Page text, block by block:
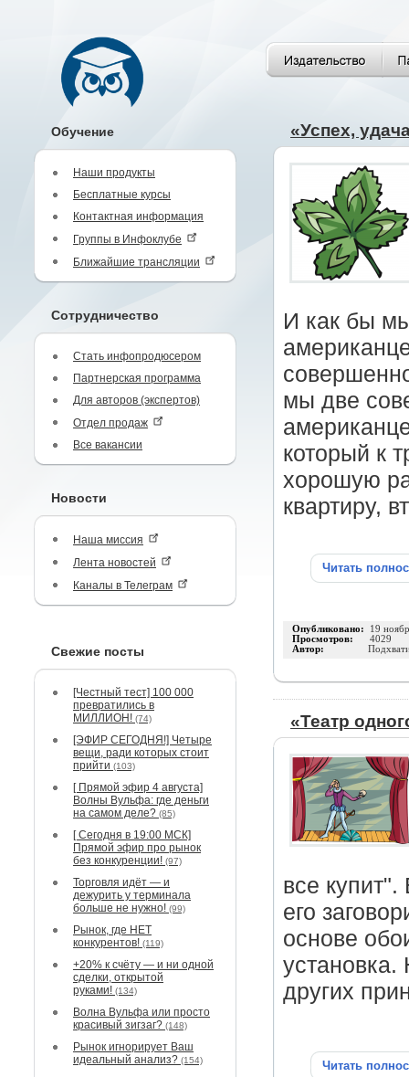
Обучение
Наши продукты
Бесплатные курсы
Контактная информация
Группы в Инфоклубе
Ближайшие трансляции
Сотрудничество
Стать инфопродюсером
Партнерская программа
Для авторов (экспертов)
Отдел продаж
Все вакансии
Новости
Наша миссия
Лента новостей
Каналы в Телеграм
Свежие посты
[Честный тест] 100 000
превратились в
МИЛЛИОН! (74)
[ЭФИР СЕГОДНЯ!] Четыре
вещи, ради которых стоит
прийти (103)
[ Прямой эфир 4 августа]
Волны Вульфа: где деньги
на самом деле? (85)
[ Сегодня в 19:00 МСК]
Прямой эфир про рынок
без конкуренции! (97)
Торговля идёт — и
дежурить у терминала
больше не нужно! (99)
Рынок, где НЕТ
конкурентов! (119)
+20% к счёту — и ни одной
сделки, открытой
руками! (134)
Волна Вульфа или просто
красивый зигзаг? (148)
Рынок игнорирует Ваш
идеальный анализ? (154)
«Успех,
И как бы
мы две
который к
хорошую
квартиру,
Читать
Опубликовано: 19
Просмотров: 4029
Автор:
«Театр
все
его
основе
установка.
других
Читать